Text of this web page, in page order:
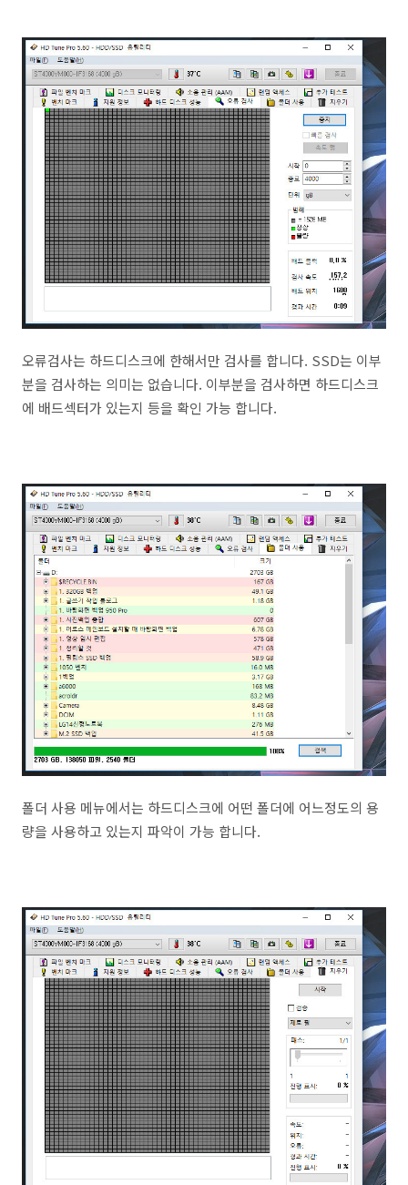
오류검사는 하드디스크에 한해서만 검사를 합니다. SSD는 이부
분을 검사하는 의미는 없습니다. 이부분을 검사하면 하드디스크
에 배드섹터가 있는지 등을 확인 가능 합니다.
폴더 사용 메뉴에서는 하드디스크에 어떤 폴더에 어느정도의 용
량을 사용하고 있는지 파악이 가능 합니다.